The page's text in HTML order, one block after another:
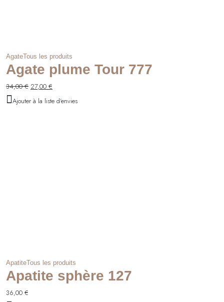
AgateTous les produits
Agate plume Tour 777
34,00€ Le
initial
27,00 €
actuel
Ajouter à la liste d'envies
ApatiteTous les produits
Apatite sphère 127
36,00 €